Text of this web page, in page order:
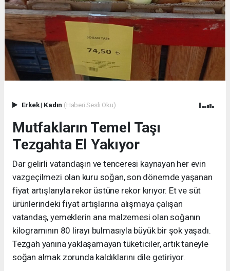
Erkek| Kadın (Haberi Sesli Oku)
Mutfakların Temel Taşı
Tezgahta El Yakıyor
Dar gelirli vatandaşın ve tenceresi kaynayan her evin
vazgeçilmezi olan kuru soğan, son dönemde yaşanan
fiyat artışlarıyla rekor üstüne rekor kırıyor. Et ve süt
ürünlerindeki fiyat artışlarına alışmaya çalışan
vatandaş, yemeklerin ana malzemesi olan soğanın
kilogramının 80 lirayı bulmasıyla büyük bir şok yaşadı.
Tezgah yanına yaklaşamayan tüketiciler, artık taneyle
soğan almak zorunda kaldıklarını dile getiriyor.